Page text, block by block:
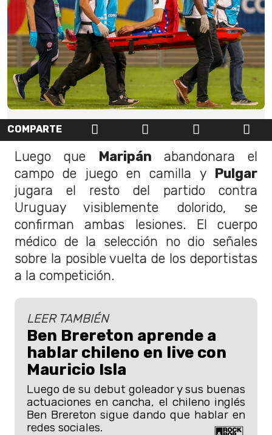
COMPARTE
Luego que Maripán abandonara el
campo de juego en camilla y
Pulgar
jugara el resto del partido contra
Uruguay visiblemente dolorido, se
confirman ambas lesiones. El cuerpo
médico de la selección no dio señales
sobre la posible vuelta de los deportistas
a la competición.
LEER TAMBIÉN
Ben Brereton aprende a
hablar chileno en live con
Mauricio Isla
Luego de su debut goleador y sus buenas
actuaciones en cancha, el chileno inglés
Ben Brereton sigue dando que hablar en
redes sociales.